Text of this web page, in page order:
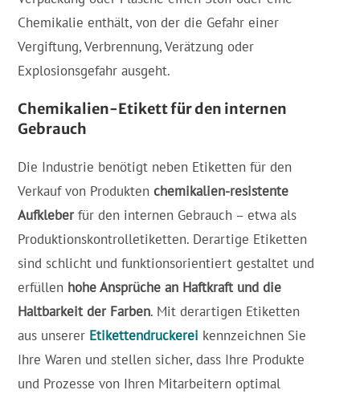
Chemikalie enthält, von der die Gefahr einer
Vergiftung, Verbrennung, Verätzung oder
Explosionsgefahr ausgeht.
Chemikalien-Etikett für den internen
Gebrauch
Die Industrie benötigt neben Etiketten für den
Verkauf von Produktenchemikalien-resistente
Aufkleberfür den internen Gebrauch – etwa als
Produktionskontrolletiketten. Derartige Etiketten
sind schlicht und funktionsorientiert gestaltet und
erfüllen hohe Ansprüche an Haftkraft und die
Haltbarkeit der Farben. Mit derartigen Etiketten
aus unserer Etikettendruckerei kennzeichnen Sie
Ihre Waren und stellen sicher, dass Ihre Produkte
und Prozesse von Ihren Mitarbeitern optimal